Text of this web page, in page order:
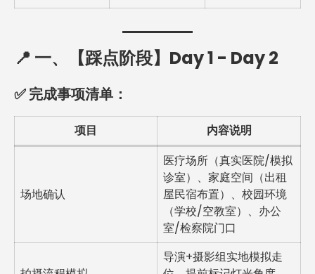
📍 一、【踩点阶段】Day 1 - Day 2
✅ 完成事项清单：
项目 内容说明
场地确认
医疗场所（真实医院/模拟
诊室）、家庭空间（出租
屋民宿布置）、校园环境
（学校/空教室）、办公
室/检察院门口
导演+摄影组实地模拟走